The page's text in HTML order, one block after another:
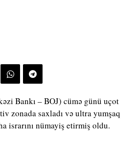
Bankı – BOJ) cümə günü uçot
zonada saxladı və ultra yumşaq
israrını nümayiş etirmiş oldu.